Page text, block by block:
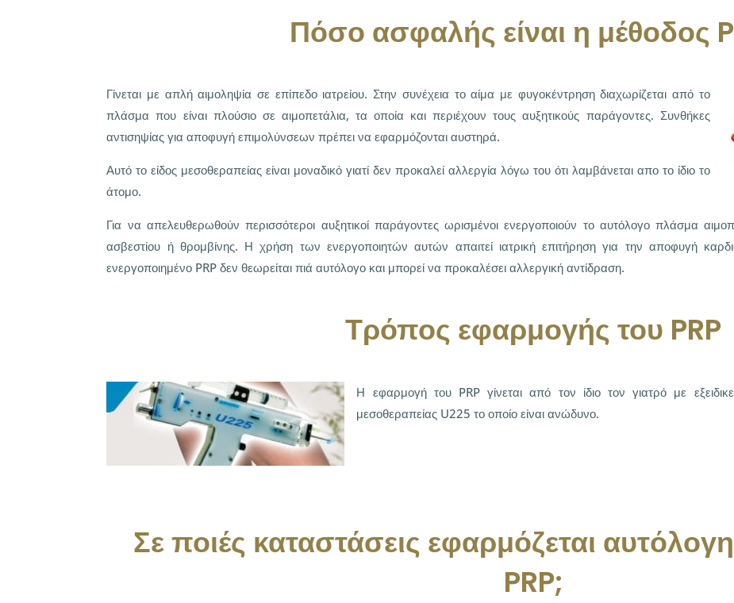
Πόσο ασφαλής είναι η μέθοδος
Γίνεται με απλή αιμοληψία σε επίπεδο ιατρείου. Στην συνέχεια το αίμα με φυγοκέντρηση διαχωρίζεται από το
πλάσμα που είναι πλούσιο σε αιμοπετάλια, τα οποία και περιέχουν τους αυξητικούς παράγοντες. Συνθήκες
αντισηψίας για αποφυγή επιμολύνσεων πρέπει να εφαρμόζονται αυστηρά.
Αυτό το είδος μεσοθεραπείας είναι μοναδικό γιατί δεν προκαλεί αλλεργία λόγω του ότι λαμβάνεται απο το ίδιο το
άτομο.
Για να απελευθερωθούν περισσότεροι αυξητικοί παράγοντες ωρισμένοι ενεργοποιούν το αυτόλογο πλάσμα
ασβεστίου ή θρομβίνης. Η χρήση των ενεργοποιητών αυτών απαιτεί ιατρική επιτήρηση για την αποφυγή
ενεργοποιημένο PRP δεν θεωρείται πιά αυτόλογο και μπορεί να προκαλέσει αλλεργική αντίδραση.
Τρόπος εφαρμογής του PRP
Η εφαρμογή του PRP γίνεται από τον ίδιο τον γιατρό με
μεσοθεραπείας U225 το οποίο είναι ανώδυνο.
Σε ποιές καταστάσεις εφαρμόζεται
PRP;